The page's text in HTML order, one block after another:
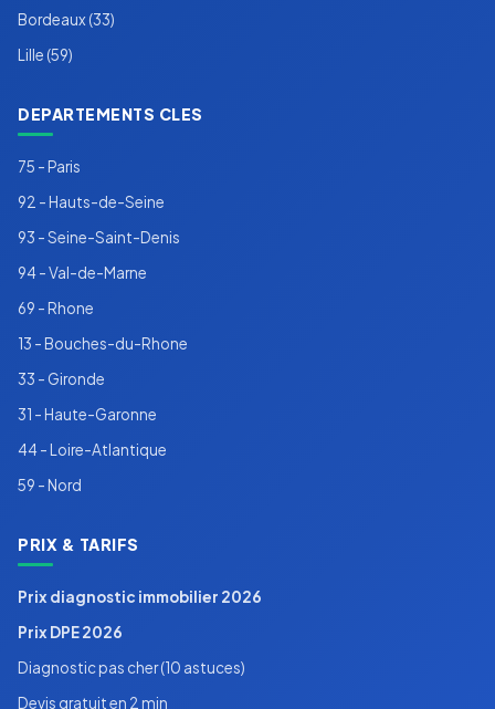
Bordeaux (33)
Lille (59)
DEPARTEMENTS CLES
75 - Paris
92 - Hauts-de-Seine
93 - Seine-Saint-Denis
94 - Val-de-Marne
69 - Rhone
13 - Bouches-du-Rhone
33 - Gironde
31 - Haute-Garonne
44 - Loire-Atlantique
59 - Nord
PRIX & TARIFS
Prix diagnostic immobilier 2026
Prix DPE 2026
Diagnostic pas cher (10 astuces)
Devis gratuit en 2 min